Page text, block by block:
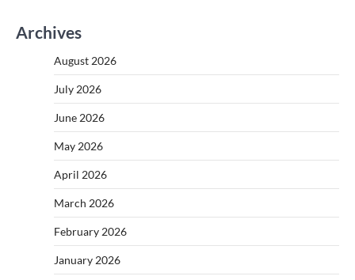
Archives
August 2026
July 2026
June 2026
May 2026
April 2026
March 2026
February 2026
January 2026